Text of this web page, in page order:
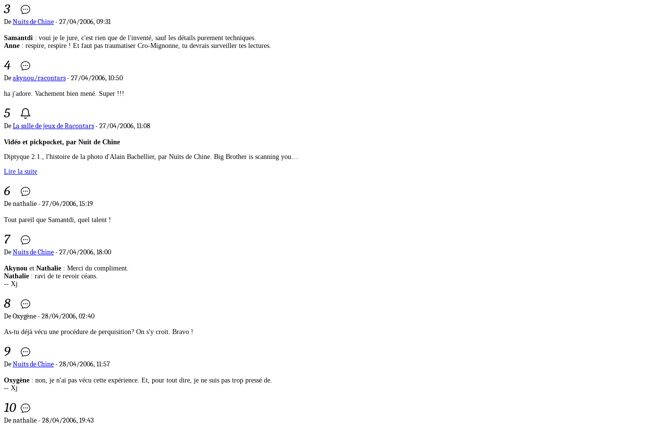
3
DeNuits de Chine- 27/04/2006, 09:31
Samantdi : voui je le jure, c'est rien que de l'inventé, sauf les détails purement techniques.
Anne : respire, respire ! Et faut pas traumatiser Cro-Mignonne, tu devrais surveiller tes lectures.
4
Deakynou/racontars- 27/04/2006, 10:50
ha j'adore. Vachement bien mené. Super !!!
5
DeLa salle de jeux de Racontars- 27/04/2006, 11:08
Vidéo et pickpocket, par Nuit de Chine
Diptyque 2.1., l'histoire de la photo d'Alain Bachellier, par Nuits de Chine. Big Brother is scanning you…
Lire la suite
6
De nathalie - 27/04/2006, 15:19
Tout pareil que Samantdi, quel talent !
7
DeNuits de Chine- 27/04/2006, 18:00
Akynou et Nathalie : Merci du compliment.
Nathalie : ravi de te revoir céans.
-- Xj
8
De Oxygène - 28/04/2006, 02:40
As-tu déjà vécu une procédure de perquisition? On s'y croit. Bravo !
9
DeNuits de Chine- 28/04/2006, 11:57
Oxygène : non, je n'ai pas vécu cette expérience. Et, pour tout dire, je ne suis pas trop pressé de.
-- Xj
10
De nathalie - 28/04/2006, 19:43